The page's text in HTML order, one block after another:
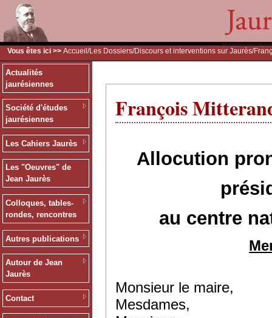
Vous êtes ici >> Accueil /Les Dossiers/Discours et interventions sur Jaurès/
Actualités
jaurésiennes
Société d'études
jaurésiennes
Les Cahiers Jaurès
Les "Oeuvres" de
Jean Jaurès
Colloques, tables-
rondes, rencontres
Autres publications
Autour de Jean
Jaurès
Contact
François
Allocution
au centre
Monsieur le maire,
Mesdames,